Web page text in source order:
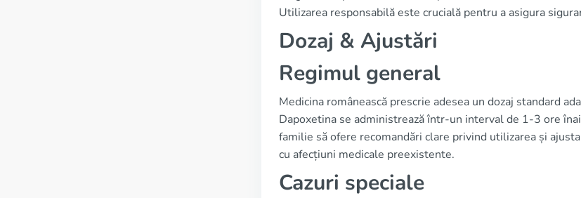
Utilizarea responsabilă este crucială pentru a asigura
Dozaj & Ajustări
Regimul general
Medicina românească prescrie adesea un dozaj standard
Dapoxetina se administrează într-un interval de 1-3 ore
familie să ofere recomandări clare privind utilizarea și
cu afecțiuni medicale preexistente.
Cazuri speciale